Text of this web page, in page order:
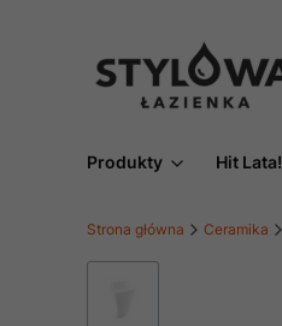
Produkty Hit Lata!
Strona główna Ceramika